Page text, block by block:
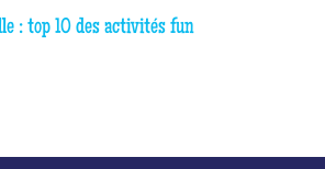
: top 10 des activités fun